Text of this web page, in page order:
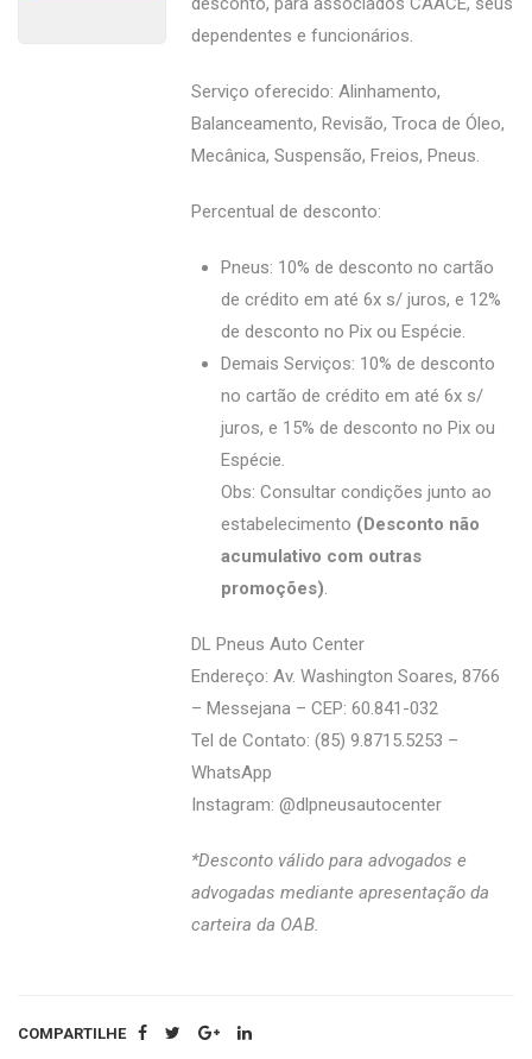
dependentes e funcionários.
Serviço oferecido: Alinhamento,
Balanceamento, Revisão, Troca de Óleo,
Mecânica, Suspensão, Freios, Pneus.
Percentual de desconto:
Pneus: 10% de desconto no cartão
de crédito em até 6x s/ juros, e 12%
de desconto no Pix ou Espécie.
Demais Serviços: 10% de desconto
no cartão de crédito em até 6x s/
juros, e 15% de desconto no Pix ou
Espécie.
Obs: Consultar condições junto ao
estabelecimento (Desconto não
acumulativo com outras
promoções).
DL Pneus Auto Center
Endereço: Av. Washington Soares, 8766
– Messejana – CEP: 60.841-032
Tel de Contato: (85) 9.8715.5253 –
WhatsApp
Instagram: @‌dlpneusautocenter
*Desconto válido para advogados e
advogadas mediante apresentação da
carteira da OAB.
COMPARTILHE